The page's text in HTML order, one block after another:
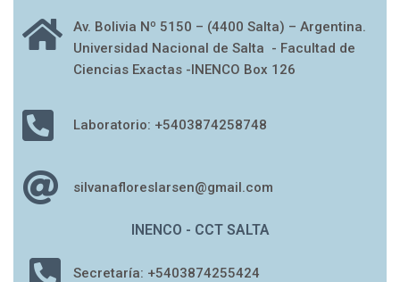
Av. Bolivia Nº 5150 – (4400 Salta) – Argentina.
Universidad Nacional de Salta - Facultad de
Ciencias Exactas -INENCO Box 126
Laboratorio: +5403874258748
silvanafloreslarsen@gmail.com
INENCO - CCT SALTA
Secretaría: +5403874255424